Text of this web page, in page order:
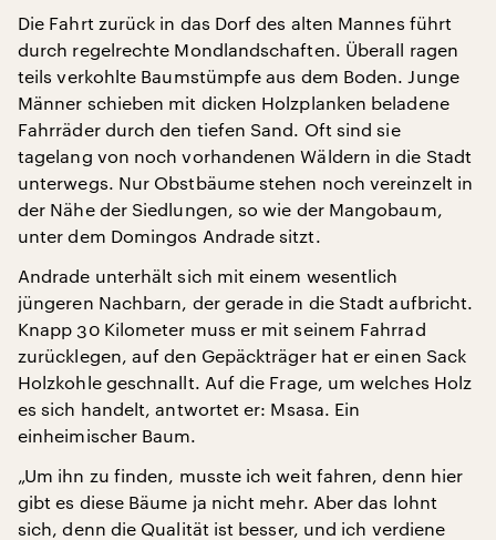
Die Fahrt zurück in das Dorf des alten Mannes führt
durch regelrechte Mondlandschaften. Überall ragen
teils verkohlte Baumstümpfe aus dem Boden. Junge
Männer schieben mit dicken Holzplanken beladene
Fahrräder durch den tiefen Sand. Oft sind sie
tagelang von noch vorhandenen Wäldern in die Stadt
unterwegs. Nur Obstbäume stehen noch vereinzelt in
der Nähe der Siedlungen, so wie der Mangobaum,
unter dem Domingos Andrade sitzt.
Andrade unterhält sich mit einem wesentlich
jüngeren Nachbarn, der gerade in die Stadt aufbricht.
Knapp 30 Kilometer muss er mit seinem Fahrrad
zurücklegen, auf den Gepäckträger hat er einen Sack
Holzkohle geschnallt. Auf die Frage, um welches Holz
es sich handelt, antwortet er: Msasa. Ein
einheimischer Baum.
„Um ihn zu finden, musste ich weit fahren, denn hier
gibt es diese Bäume ja nicht mehr. Aber das lohnt
sich, denn die Qualität ist besser, und ich verdiene